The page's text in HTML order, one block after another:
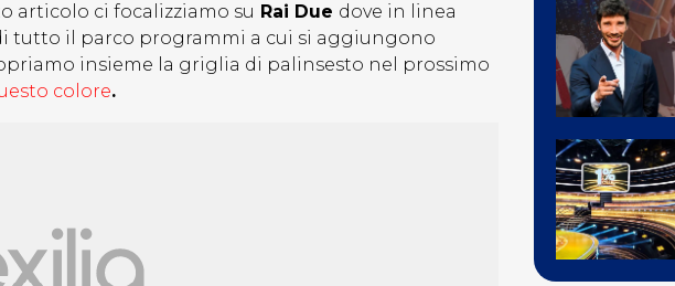
articolo ci focalizziamo su Rai Due dove in linea
tutto il parco programmi a cui si aggiungono
insieme la griglia di palinsesto nel prossimo
colore.